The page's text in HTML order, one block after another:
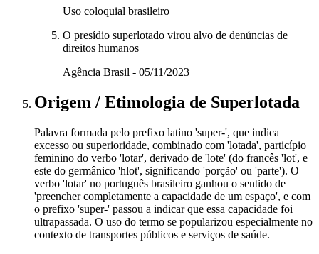
Uso coloquial brasileiro
O presídio superlotado virou alvo de denúncias de
direitos humanos
Agência Brasil - 05/11/2023
Origem / Etimologia de Superlotada
Palavra formada pelo prefixo latino 'super-', que indica
excesso ou superioridade, combinado com 'lotada', particípio
feminino do verbo 'lotar', derivado de 'lote' (do francês 'lot', e
este do germânico 'hlot', significando 'porção' ou 'parte'). O
verbo 'lotar' no português brasileiro ganhou o sentido de
'preencher completamente a capacidade de um espaço', e com
o prefixo 'super-' passou a indicar que essa capacidade foi
ultrapassada. O uso do termo se popularizou especialmente no
contexto de transportes públicos e serviços de saúde.